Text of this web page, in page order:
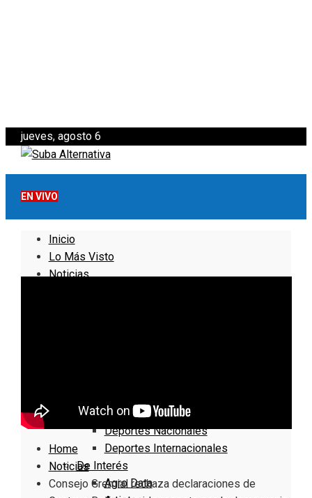
jueves, agosto 6
EN VIVO
Inicio
Lo Más Visto
Noticias
Deportes Locales
Deportes Nacionales
Deportes Internacionales
De Interés
Agro Data
Home
Noticias
Consejo Gremial rechaza declaraciones de